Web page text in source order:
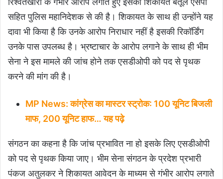
सहित पुलिस महानिदेशक से की है। शिकायत के साथ ही उन्होंने यह
दावा भी किया है कि उनके आरोप निराधार नहीं है इसकी रिकॉर्डिंग
उनके पास उपलब्ध है। भ्रष्टाचार के आरोप लगाने के साथ ही भीम
सेना ने इस मामले की जांच होने तक एसडीओपी को पद से पृथक
करने की मांग की है।
MP News: कांग्रेस का मास्टर स्ट्रोक: 100 यूनिट बिजली
माफ, 200 यूनिट हाफ… यह पढ़े
संगठन का कहना है कि जांच प्रभावित ना हो इसके लिए एसडीओपी
को पद से पृथक किया जाए। भीम सेना संगठन के प्रदेश प्रभारी
पंकज अतुलकर ने शिकायत आवेदन के माध्यम से गंभीर आरोप लगाते